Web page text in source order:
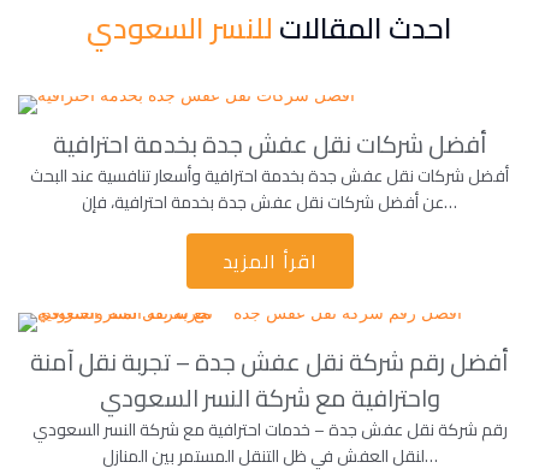
احدث المقالاتللنسر السعودي
أفضل شركات نقل عفش جدة بخدمة احترافية
أفضل شركات نقل عفش جدة بخدمة احترافية وأسعار تنافسية عند البحث
عن أفضل شركات نقل عفش جدة بخدمة احترافية، فإن…
اقرأ المزيد
أفضل رقم شركة نقل عفش جدة – تجربة نقل آمنة
واحترافية مع شركة النسر السعودي
رقم شركة نقل عفش جدة – خدمات احترافية مع شركة النسر السعودي
لنقل العفش في ظل التنقل المستمر بين المنازل…